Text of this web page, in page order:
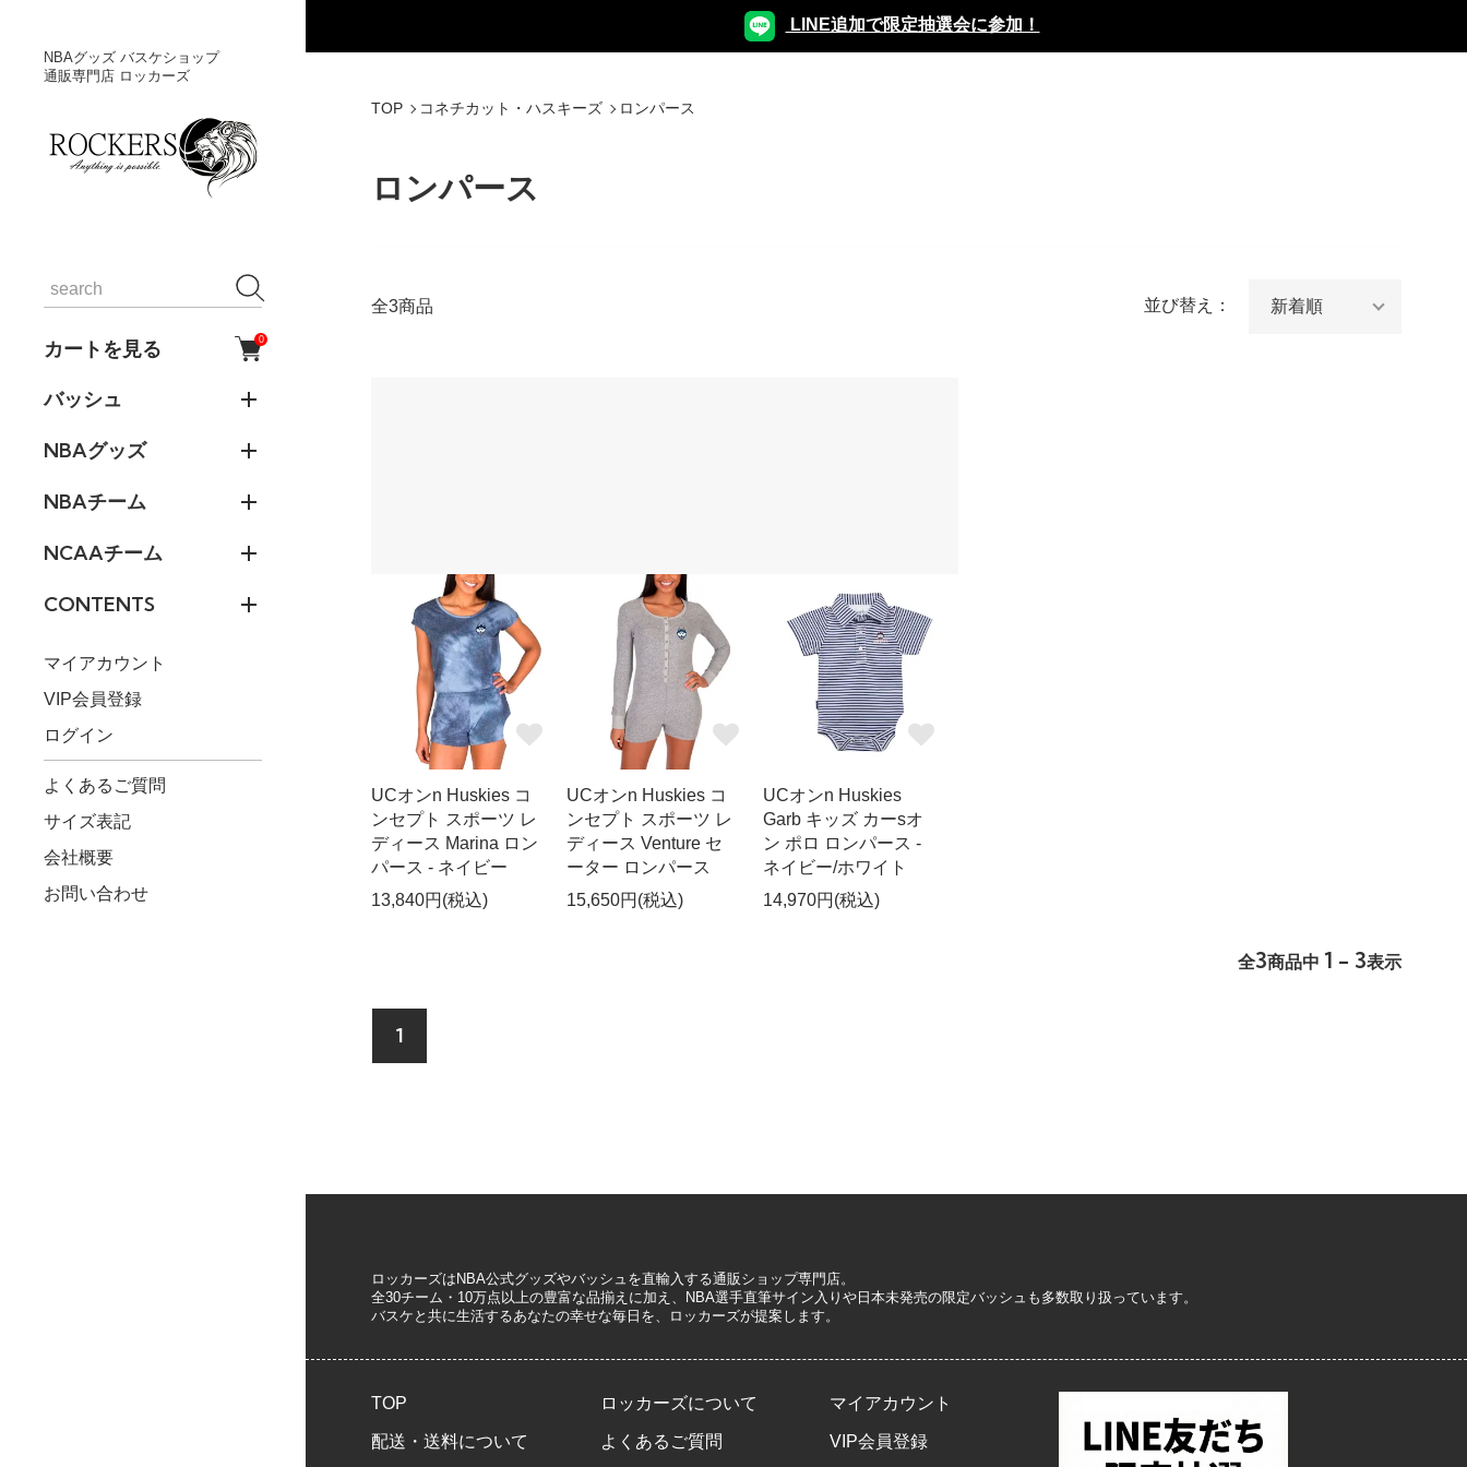
NBAグッズ バスケショップ
通販専門店 ロッカーズ
カートを見る 0
バッシュ
NBAグッズ
NBAチーム
NCAAチーム
CONTENTS
マイアカウント
VIP会員登録
ログイン
よくあるご質問
サイズ表記
会社概要
お問い合わせ
LINE追加で限定抽選会に参加！
TOP コネチカット・ハスキーズ ロンパース
ロンパース
全3商品 並び替え：
UCオンn Huskies コ
ンセプト スポーツ レ
ディース Marina ロン
パース - ネイビー
13,840円(税込)
UCオンn Huskies コ
ンセプト スポーツ レ
ディース Venture セ
ーター ロンパース
15,650円(税込)
UCオンn Huskies
Garb キッズ カーsオ
ン ポロ ロンパース -
ネイビー/ホワイト
14,970円(税込)
全3商品中 1 - 3表示
1
ロッカーズはNBA公式グッズやバッシュを直輸入する通販ショップ専門店。
全30チーム・10万点以上の豊富な品揃えに加え、NBA選手直筆サイン入りや日本未発売の限定バッシュも多数取り扱っています。
バスケと共に生活するあなたの幸せな毎日を、ロッカーズが提案します。
TOP
配送・送料について
ロッカーズについて
よくあるご質問
マイアカウント
VIP会員登録